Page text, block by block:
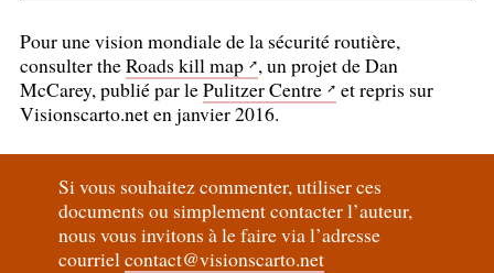
Pour une vision mondiale de la sécurité routière,
consulter theRoads kill map , un projet de Dan
McCarey, publié par lePulitzer Centre
et repris sur
Visionscarto.net en janvier 2016.
Si vous souhaitez commenter, utiliser ces
documents ou simplement contacter l’auteur,
nous vous invitons à le faire via l’adresse
courriel contact@visionscarto.net